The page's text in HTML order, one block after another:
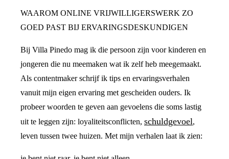
WAAROM ONLINE VRIJWILLIGERSWERK ZO
GOED PAST BIJ ERVARINGSDESKUNDIGEN
Bij Villa Pinedo mag ik die persoon zijn voor kinderen en
jongeren die nu meemaken wat ik zelf heb meegemaakt.
Als contentmaker schrijf ik tips en ervaringsverhalen
vanuit mijn eigen ervaring met gescheiden ouders. Ik
probeer woorden te geven aan gevoelens die soms lastig
uit te leggen zijn: loyaliteitsconflicten, schuldgevoel,
leven tussen twee huizen. Met mijn verhalen laat ik zien: